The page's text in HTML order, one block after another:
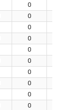
0
0
0
0
0
0
0
0
0
0